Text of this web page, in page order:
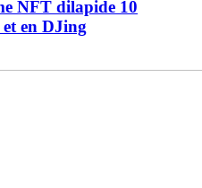
NFT dilapide 10
en DJing